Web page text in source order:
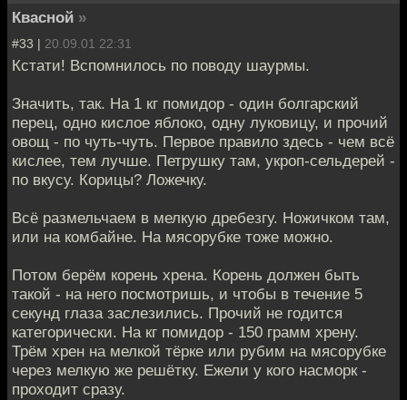
Квасной »
#33 | 20.09.01 22:31
Кстати! Вспомнилось по поводу шаурмы.
Значить, так. На 1 кг помидор - один болгарский
перец, одно кислое яблоко, одну луковицу, и прочий
овощ - по чуть-чуть. Первое правило здесь - чем всё
кислее, тем лучше. Петрушку там, укроп-сельдерей -
по вкусу. Корицы? Ложечку.
Всё размельчаем в мелкую дребезгу. Ножичком там,
или на комбайне. На мясорубке тоже можно.
Потом берём корень хрена. Корень должен быть
такой - на него посмотришь, и чтобы в течение 5
секунд глаза заслезились. Прочий не годится
категорически. На кг помидор - 150 грамм хрену.
Трём хрен на мелкой тёрке или рубим на мясорубке
через мелкую же решётку. Ежели у кого насморк -
проходит сразу.